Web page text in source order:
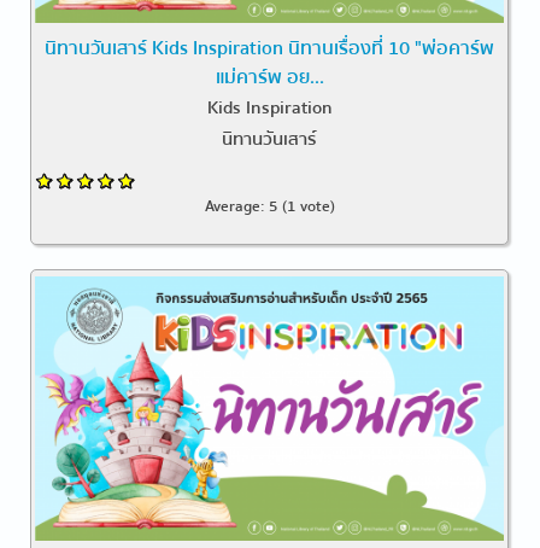
นิทานวันเสาร์ Kids Inspiration นิทานเรื่องที่ 10 "พ่อคาร์พ
แม่คาร์พ อย...
Kids Inspiration
นิทานวันเสาร์
Average: 5 (1 vote)